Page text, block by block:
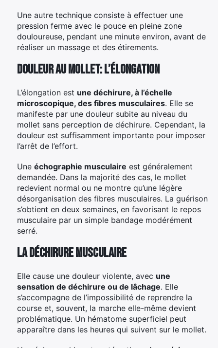
Une autre technique consiste à effectuer une
pression ferme avec le pouce en pleine zone
douloureuse, pendant une minute environ, avant de
réaliser un massage et des étirements.
Douleur au mollet: l’élongation
L’élongation est une déchirure, à l’échelle
microscopique, des fibres musculaires. Elle se
manifeste par une douleur subite au niveau du
mollet sans perception de déchirure. Cependant, la
douleur est suffisamment importante pour imposer
l’arrêt de l’effort.
Une échographie musculaire est généralement
demandée. Dans la majorité des cas, le mollet
redevient normal ou ne montre qu’une légère
désorganisation des fibres musculaires. La guérison
s’obtient en deux semaines, en favorisant le repos
musculaire par un simple bandage modérément
serré.
La déchirure musculaire
Elle cause une douleur violente, avec une
sensation de déchirure ou de lâchage. Elle
s’accompagne de l’impossibilité de reprendre la
course et, souvent, la marche elle-même devient
problématique. Un hématome superficiel peut
apparaître dans les heures qui suivent sur le mollet.